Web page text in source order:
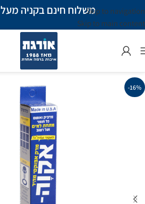
Skip to navigation
Skip to main content
משלוח חינם בקניה מעל 249₪
-16%